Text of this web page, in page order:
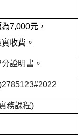
7,000元，
收費。
證明書。
務課程)